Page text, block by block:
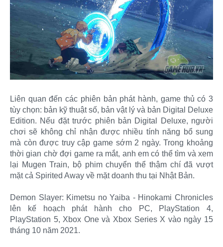
Liên quan đến các phiên bản phát hành, game thủ có 3
tùy chọn: bản kỹ thuật số, bản vật lý và bản Digital Deluxe
Edition. Nếu đặt trước phiên bản Digital Deluxe, người
chơi sẽ không chỉ nhận được nhiều tính năng bổ sung
mà còn được truy cập game sớm 2 ngày. Trong khoảng
thời gian chờ đợi game ra mắt, anh em có thể tìm và xem
lại Mugen Train, bộ phim chuyển thể thậm chí đã vượt
mặt cả Spirited Away về mặt doanh thu tại Nhật Bản.
Demon Slayer: Kimetsu no Yaiba - Hinokami Chronicles
lên kế hoạch phát hành cho PC, PlayStation 4,
PlayStation 5, Xbox One và Xbox Series X vào ngày 15
tháng 10 năm 2021.